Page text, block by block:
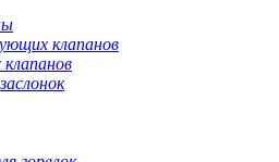
клапанов